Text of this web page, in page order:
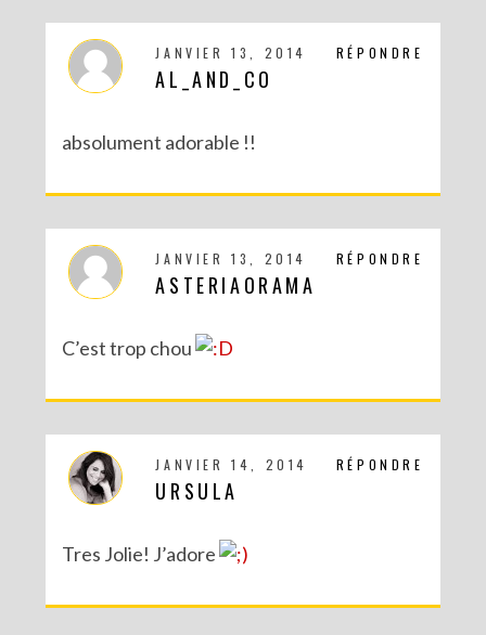
RECETTES ET CRÉATIONS POUR DES FÊTES RÉUSSIES – CONCOURS
RÉPONDRE
JANVIER 13, 2014
AL_AND_CO
absolument adorable !!
RÉPONDRE
JANVIER 13, 2014
ASTERIAORAMA
C’est trop chou
RÉPONDRE
JANVIER 14, 2014
URSULA
Tres Jolie! J’adore